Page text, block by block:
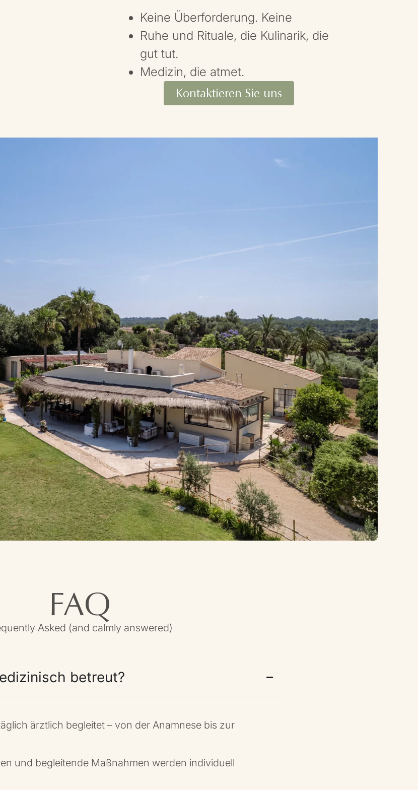
Keine Überforderung. Keine
Ruhe und Rituale, die Kulinarik, die
gut tut.
Medizin, die atmet.
Kontaktieren Sie uns
FAQ
Asked (and calmly answered)
betreut?
ärztlich begleitet – von der Anamnese bis zur
und begleitende Maßnahmen werden individuell